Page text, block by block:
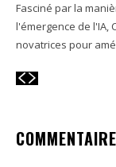
Fasciné par la
l'émergence de l'IA,
novatrices pour